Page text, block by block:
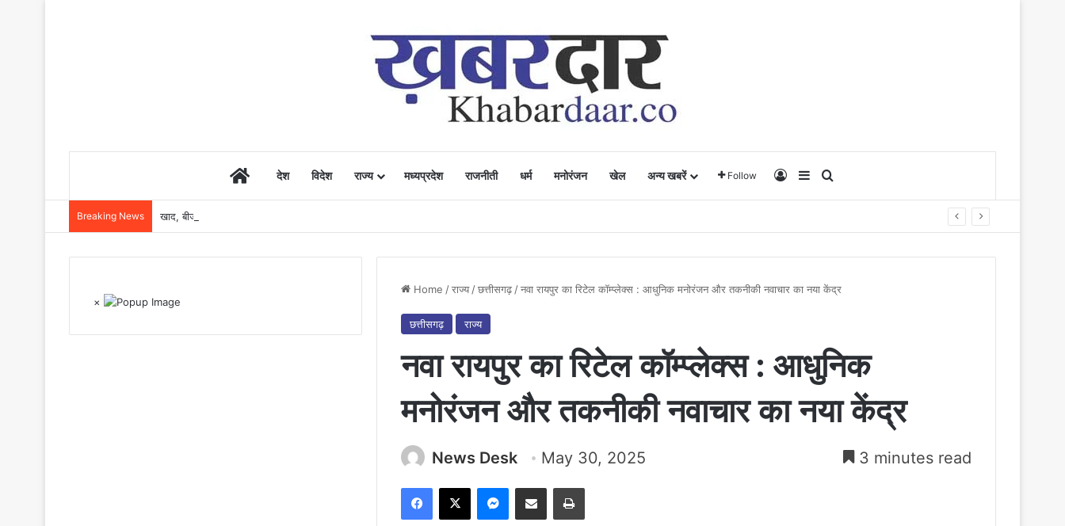
Homeदेश विदेश राज्य मध्यप्रदेश राजनीती धर्म मनोरंजन खेल अन्य खबरें Follow Log InSidebar
Breaking News खाद, बीज और उर्वरकों की समय पर उपलब्धता से किसानों में उत्साह, नैनो डीएपी और नैनो यूरिया बने किसानों के भरोसेमंद कृषि साथी…..
Home /राज्य /छत्तीसगढ़ /नवा रायपुर का रिटेल कॉम्प्लेक्स : आधुनिक मनोरंजन और तकनीकी नवाचार का नया केंद्र
छत्तीसगढ़ राज्य
नवा रायपुर का रिटेल कॉम्प्लेक्स : आधुनिक
मनोरंजन और तकनीकी नवाचार का नया केंद्र
News Desk May 30, 2025 3 minutes read
Facebook
X Messenger
Share via Email Print
×